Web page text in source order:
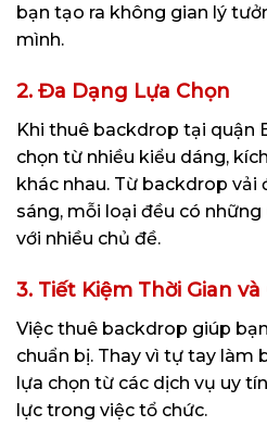
bạn tạo ra không gian lý
mình.
2. Đa Dạng Lựa Chọn
Khi thuê backdrop tại quận
chọn từ nhiều kiểu dáng,
khác nhau. Từ backdrop vải
sáng, mỗi loại đều có
với nhiều chủ đề.
3. Tiết Kiệm Thời Gian
Việc thuê backdrop giúp
chuẩn bị. Thay vì tự tay làm
lựa chọn từ các dịch vụ uy
lực trong việc tổ chức.